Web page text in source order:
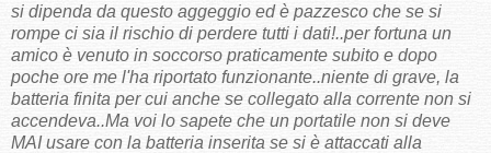
si dipenda da questo aggeggio ed è pazzesco che se si
rompe ci sia il rischio di perdere tutti i dati!..per fortuna un
amico è venuto in soccorso praticamente subito e dopo
poche ore me l'ha riportato funzionante..niente di grave, la
batteria finita per cui anche se collegato alla corrente non si
accendeva..Ma voi lo sapete che un portatile non si deve
MAI usare con la batteria inserita se si è attaccati alla